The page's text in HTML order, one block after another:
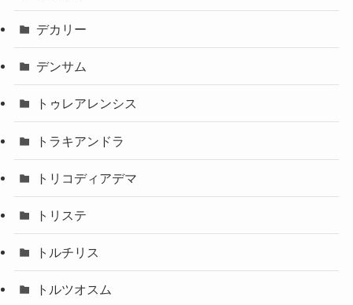
デカリー
デンサム
トゥレアレンシス
トラキアンドラ
トリコディアデマ
トリステ
トルチリス
トルツオスム